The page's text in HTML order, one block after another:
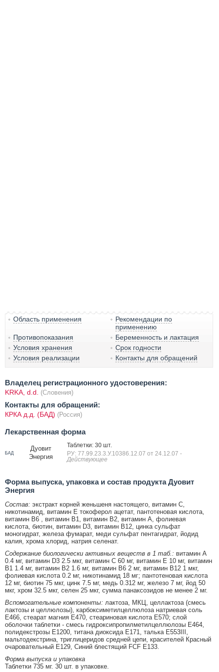
Область применения
Рекомендации по
применению
Противопоказания
Беременность и лактация
Условия хранения
Срок годности
Условия реализации
Контакты для обращений
Владелец регистрационного удостоверения:
KRKA, d.d. (Словения)
Контакты для обращений:
КРКА д.д. (БАД) (Россия)
Лекарственная форма
БАД
Дуовит
Энергия
Таблетки: 30 шт.
РУ: 77.99.23.3.У.10386.12.07 от 24.12.07 -
Действующее
Форма выпуска, упаковка и состав продукта Дуовит
Энергия
Состав: экстракт корней женьшеня настоящего, витамин С,
никотинамид, витамин Е токоферол ацетат, пантотеновая кислота,
витамин В6 , витамин В1, витамин В2, витамин А, фолиевая
кислота, биотин, витамин D3, витамин В12, цинка сульфат
моногидрат, железа фумарат, меди сульфат пентагидрат, йодид
калия, хрома хлорид, натрия селенат.
Содержание биологически активных веществ в 1 таб.: витамин А
0.4 мг, витамин D3 2.5 мкг, витамин С 60 мг, витамин Е 10 мг, витамин
В1 1.4 мг, витамин В2 1.6 мг, витамин В6 2 мг, витамин В12 1 мкг,
фолиевая кислота 0.2 мг, никотинамид 18 мг; пантотеновая кислота
12 мг, биотин 75 мкг, цинк 7.5 мг, медь 0.312 мг, железо 7 мг, йод 50
мкг, хром 32.5 мкг, селен 25 мкг, сумма панаксозидов не менее 2 мг.
Вспомогательные компоненты: лактоза, МКЦ, целлактоза (смесь
лактозы и целлюлозы), карбоксиметилцеллюлоза натриевая соль
Е466, стеарат магния Е470, стеариновая кислота Е570; слой
оболочки таблетки - смесь гидроксипропилметилцеллюлозы Е464,
полидекстрозы Е1200, титана диоксида Е171, талька E553III,
мальтодекстрина, триглицеридов средней цепи, красителей Красный
очаровательный Е129, Синий блестящий FCF E133.
Форма выпуска и упаковка
Таблетки 735 мг. 30 шт. в упаковке.